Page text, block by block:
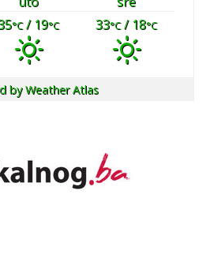
°C/ 19°C 33°C/ 18°C
byWeather Atlas